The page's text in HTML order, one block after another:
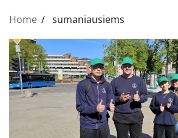
Home sumaniausiems